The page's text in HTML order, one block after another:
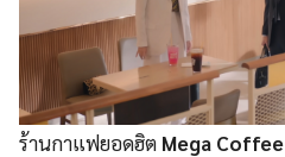
ร้านกาแฟยอดฮิต Mega Coffee